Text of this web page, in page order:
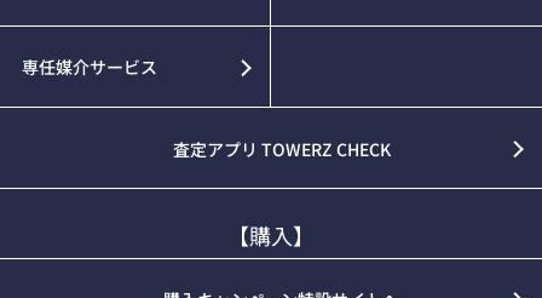
専任媒介サービス
査定アプリ TOWERZ CHECK
【購入】